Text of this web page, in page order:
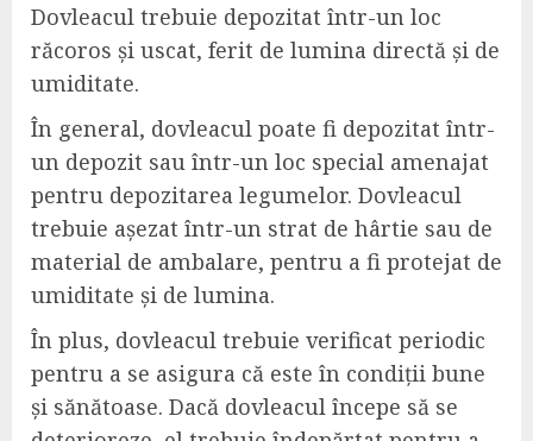
Dovleacul trebuie depozitat într-un loc
răcoros și uscat, ferit de lumina directă și de
umiditate.
În general, dovleacul poate fi depozitat într-
un depozit sau într-un loc special amenajat
pentru depozitarea legumelor. Dovleacul
trebuie așezat într-un strat de hârtie sau de
material de ambalare, pentru a fi protejat de
umiditate și de lumina.
În plus, dovleacul trebuie verificat periodic
pentru a se asigura că este în condiții bune
și sănătoase. Dacă dovleacul începe să se